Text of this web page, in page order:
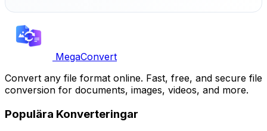
MegaConvert
Convert any file format online. Fast, free, and secure file
conversion for documents, images, videos, and more.
Populära Konverteringar